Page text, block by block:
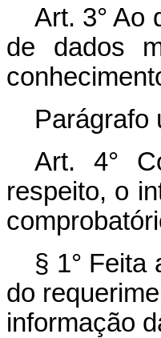
Art. 3° Ao
de dados
Parágrafo
Art. 4°
respeito, o
§ 1° Feita
do
informação